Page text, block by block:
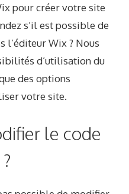
pour créer votre site
s’il est possible de
l’éditeur Wix ? Nous
d’utilisation du
des options
votre site.
le code